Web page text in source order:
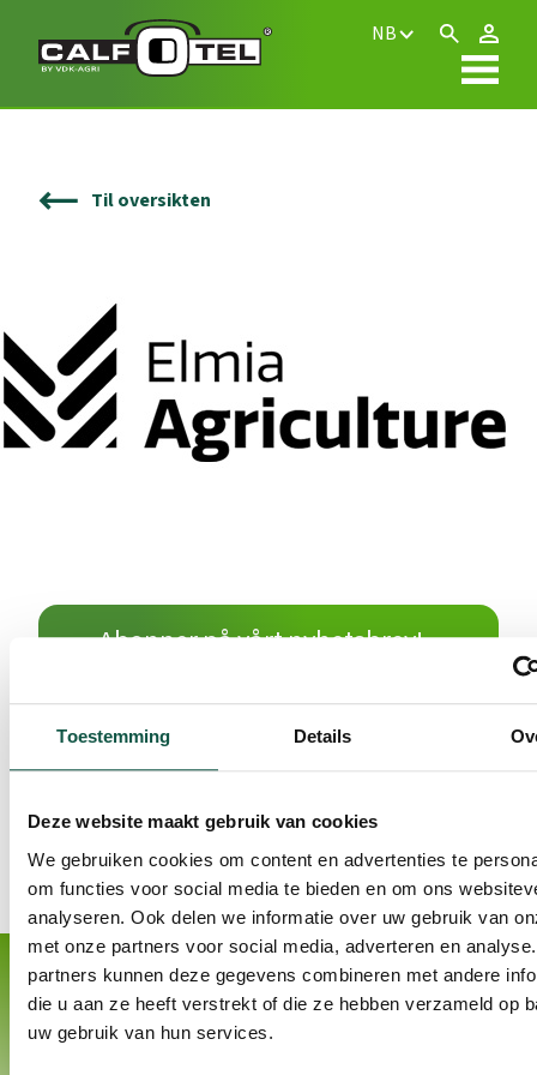
Toestemming Details
Deze website maakt gebruik van cookies
We gebruiken cookies om content en advertenties te
om functies voor social media te bieden en om ons
analyseren. Ook delen we informatie over uw gebruik van
met onze partners voor social media, adverteren en
partners kunnen deze gegevens combineren met andere
die u aan ze heeft verstrekt of die ze hebben verzameld op
uw gebruik van hun services.
NB
Til oversikten
Abonner på vårt nyhetsbrev!